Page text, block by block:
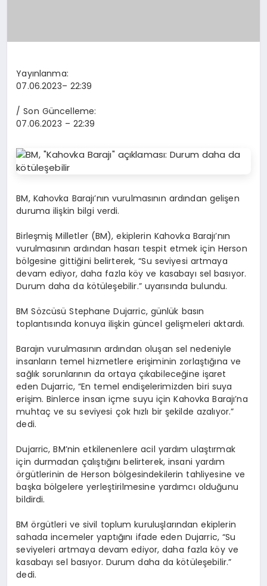
Yayınlanma:
07.06.2023– 22:39
/ Son Güncelleme:
07.06.2023 – 22:39
BM, Kahovka Barajı’nın vurulmasının ardından gelişen
duruma ilişkin bilgi verdi.
Birleşmiş Milletler (BM), ekiplerin Kahovka Barajı’nın
vurulmasının ardından hasarı tespit etmek için Herson
bölgesine gittiğini belirterek, “Su seviyesi artmaya
devam ediyor, daha fazla köy ve kasabayı sel basıyor.
Durum daha da kötüleşebilir.” uyarısında bulundu.
BM Sözcüsü Stephane Dujarric, günlük basın
toplantısında konuya ilişkin güncel gelişmeleri aktardı.
Barajın vurulmasının ardından oluşan sel nedeniyle
insanların temel hizmetlere erişiminin zorlaştığına ve
sağlık sorunlarının da ortaya çıkabileceğine işaret
eden Dujarric, “En temel endişelerimizden biri suya
erişim. Binlerce insan içme suyu için Kahovka Barajı’na
muhtaç ve su seviyesi çok hızlı bir şekilde azalıyor.”
dedi.
Dujarric, BM’nin etkilenenlere acil yardım ulaştırmak
için durmadan çalıştığını belirterek, insani yardım
örgütlerinin de Herson bölgesindekilerin tahliyesine ve
başka bölgelere yerleştirilmesine yardımcı olduğunu
bildirdi.
BM örgütleri ve sivil toplum kuruluşlarından ekiplerin
sahada incemeler yaptığını ifade eden Dujarric, “Su
seviyeleri artmaya devam ediyor, daha fazla köy ve
kasabayı sel basıyor. Durum daha da kötüleşebilir.”
dedi.